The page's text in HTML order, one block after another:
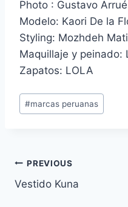
Photo : Gustavo Arrué
Modelo: Kaori De la
Styling: Mozhdeh
Maquillaje y peinado:
Zapatos: LOLA
Post
Tags:
#marcas peruanas
Navegación
de
PREVIOUS
Vestido Kuna